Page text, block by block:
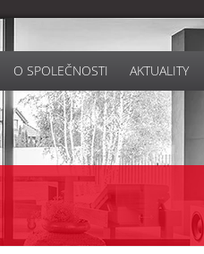
O SPOLEČNOSTI AKTUALITY